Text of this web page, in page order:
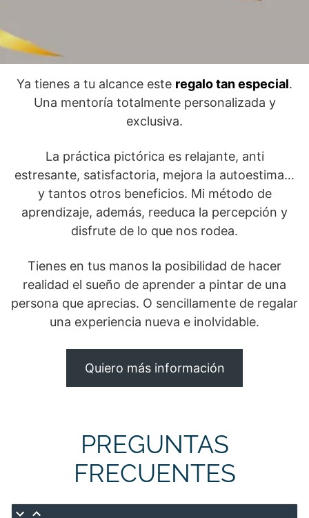
Ya tienes a tu alcance este regalo tan especial.
Una mentoría totalmente personalizada y
exclusiva.
La práctica pictórica es relajante, anti
estresante, satisfactoria, mejora la autoestima…
y tantos otros beneficios. Mi método de
aprendizaje, además, reeduca la percepción y
disfrute de lo que nos rodea.
Tienes en tus manos la posibilidad de hacer
realidad el sueño de aprender a pintar de una
persona que aprecias. O sencillamente de regalar
una experiencia nueva e inolvidable.
Quiero más información
PREGUNTAS
FRECUENTES